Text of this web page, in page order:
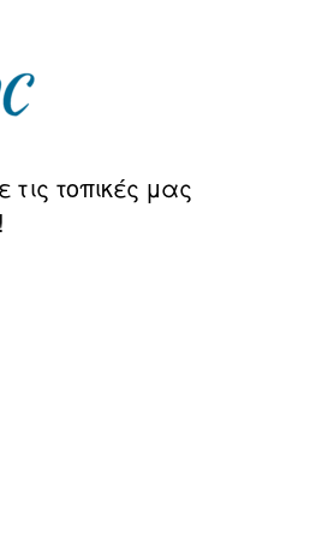
τις τοπικές μας